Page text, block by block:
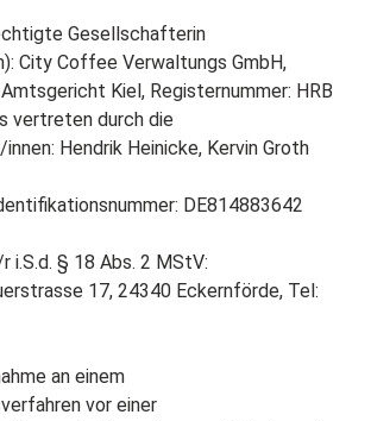
Gesellschafterin
City Coffee Verwaltungs GmbH,
Kiel, Registernummer: HRB
vertreten durch die
Hendrik Heinicke, Kervin Groth
DE814883642
i.S.d. § 18 Abs. 2 MStV:
17, 24340 Eckernförde, Tel:
an einem
vor einer